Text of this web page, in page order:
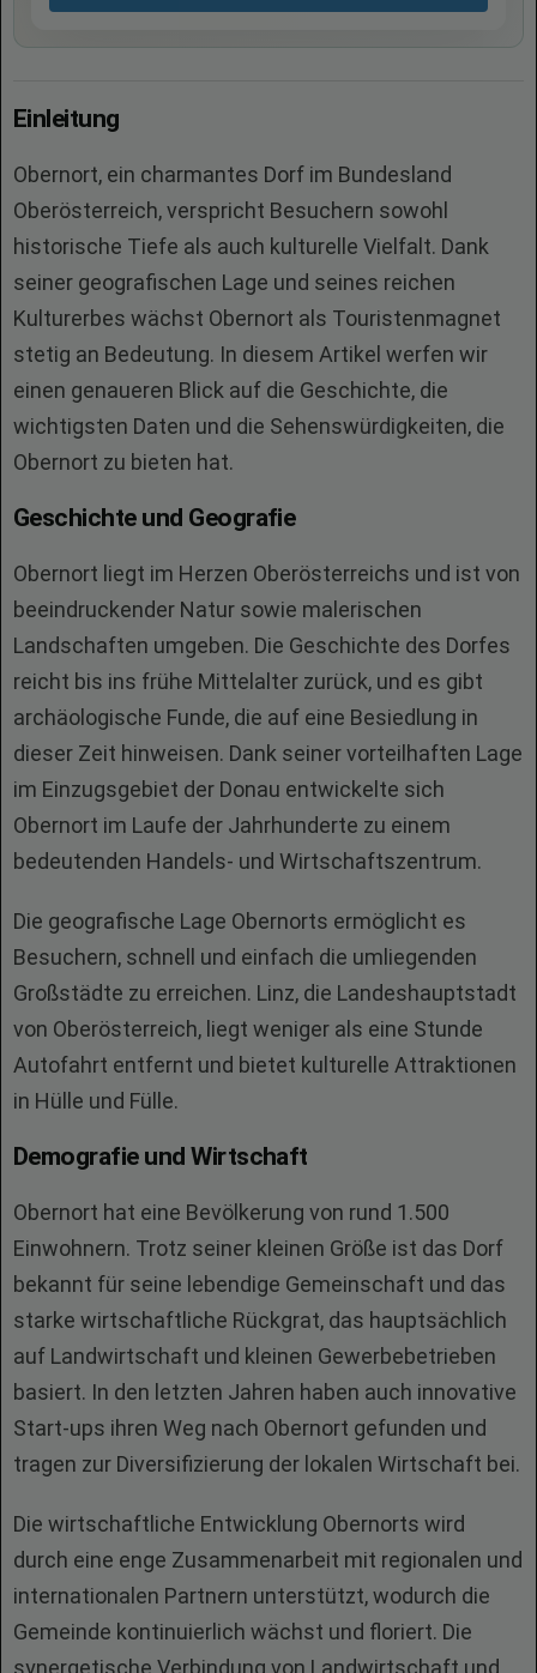
Einleitung
Obernort, ein charmantes Dorf im Bundesland
Oberösterreich, verspricht Besuchern sowohl
historische Tiefe als auch kulturelle Vielfalt. Dank
seiner geografischen Lage und seines reichen
Kulturerbes wächst Obernort als Touristenmagnet
stetig an Bedeutung. In diesem Artikel werfen wir
einen genaueren Blick auf die Geschichte, die
wichtigsten Daten und die Sehenswürdigkeiten, die
Obernort zu bieten hat.
Geschichte und Geografie
Obernort liegt im Herzen Oberösterreichs und ist von
beeindruckender Natur sowie malerischen
Landschaften umgeben. Die Geschichte des Dorfes
reicht bis ins frühe Mittelalter zurück, und es gibt
archäologische Funde, die auf eine Besiedlung in
dieser Zeit hinweisen. Dank seiner vorteilhaften Lage
im Einzugsgebiet der Donau entwickelte sich
Obernort im Laufe der Jahrhunderte zu einem
bedeutenden Handels- und Wirtschaftszentrum.
Die geografische Lage Obernorts ermöglicht es
Besuchern, schnell und einfach die umliegenden
Großstädte zu erreichen. Linz, die Landeshauptstadt
von Oberösterreich, liegt weniger als eine Stunde
Autofahrt entfernt und bietet kulturelle Attraktionen
in Hülle und Fülle.
Demografie und Wirtschaft
Obernort hat eine Bevölkerung von rund 1.500
Einwohnern. Trotz seiner kleinen Größe ist das Dorf
bekannt für seine lebendige Gemeinschaft und das
starke wirtschaftliche Rückgrat, das hauptsächlich
auf Landwirtschaft und kleinen Gewerbebetrieben
basiert. In den letzten Jahren haben auch innovative
Start-ups ihren Weg nach Obernort gefunden und
tragen zur Diversifizierung der lokalen Wirtschaft bei.
Die wirtschaftliche Entwicklung Obernorts wird
durch eine enge Zusammenarbeit mit regionalen und
internationalen Partnern unterstützt, wodurch die
Gemeinde kontinuierlich wächst und floriert. Die
synergetische Verbindung von Landwirtschaft und